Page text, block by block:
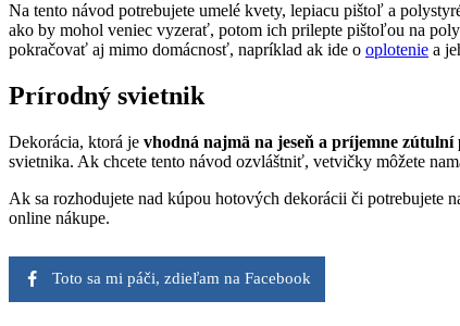
Na tento návod potrebujete umelé kvety, lepiacu pištoľ a
ako by mohol veniec vyzerať, potom ich prilepte pištoľou na
pokračovať aj mimo domácnosť, napríklad ak ide o oplotenie a
Prírodný svietnik
Dekorácia, ktorá je vhodná najmä na jeseň a príjemne zútulní
svietnika. Ak chcete tento návod ozvláštniť, vetvičky môžete
Ak sa rozhodujete nad kúpou hotových dekorácii či potrebujete
online nákupe.
Toto sa mi páči, zdieľam na Facebook